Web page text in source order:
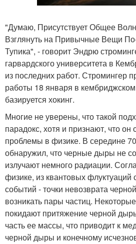
"Думаю, Присутствует Общее
Взглянуть на Привычные Вещи
Тупика", - говорит Эндрю
гарвардского университета в
из последних работ. Стромингер
работы 18 января в кембриджском
базируется хокинг.
Многие не уверены, что такой
парадокс, хотя и признают, что
проблемы в физике. В середине
обнаружил, что черные дыры не
излучают немного радиации.
физике, из квантовых флуктуаций
событий - точки невозврата
возникать пары частиц.
покидают притяжение черной
часть ее массы, что приводит к
черной дыры и конечному